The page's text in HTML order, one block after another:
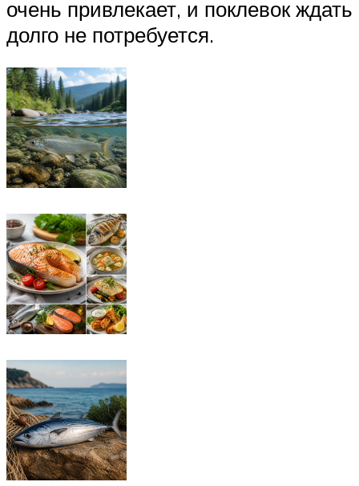
очень привлекает, и поклевок ждать
долго не потребуется.